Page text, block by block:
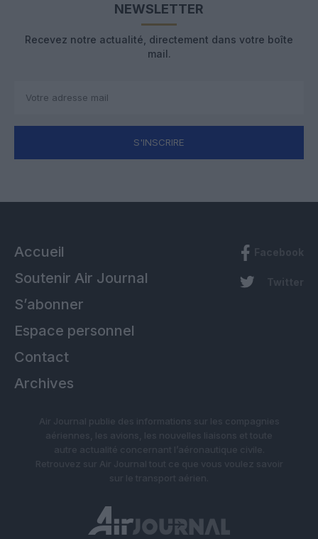
NEWSLETTER
Recevez notre actualité, directement dans votre boîte
mail.
S'INSCRIRE
Accueil
Soutenir Air Journal
S’abonner
Espace personnel
Contact
Archives